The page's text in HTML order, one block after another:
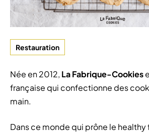
Restauration
Née en 2012, La Fabrique-Cookies
française qui confectionne des
main.
Dans ce monde qui prône le